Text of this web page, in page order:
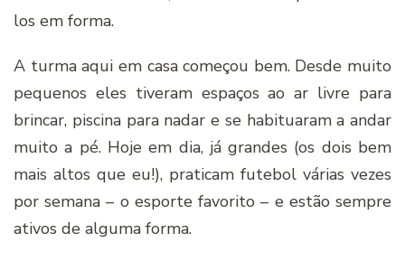
los em forma.
A turma aqui em casa começou bem. Desde muito
pequenos eles tiveram espaços ao ar livre para
brincar, piscina para nadar e se habituaram a andar
muito a pé. Hoje em dia, já grandes (os dois bem
mais altos que eu!), praticam futebol várias vezes
por semana – o esporte favorito – e estão sempre
ativos de alguma forma.